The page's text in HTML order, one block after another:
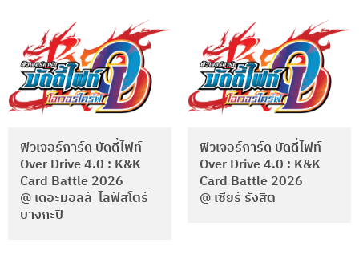
ฟิวเจอร์การ์ด บัดดี้ไฟท์
Over Drive 4.0 : K&K
Card Battle 2026
@ เดอะมอลล์ ไลฟ์สโตร์
บางกะปิ
ฟิวเจอร์การ์ด บัดดี้ไฟท์
Over Drive 4.0 : K&K
Card Battle 2026
@ เซียร์ รังสิต